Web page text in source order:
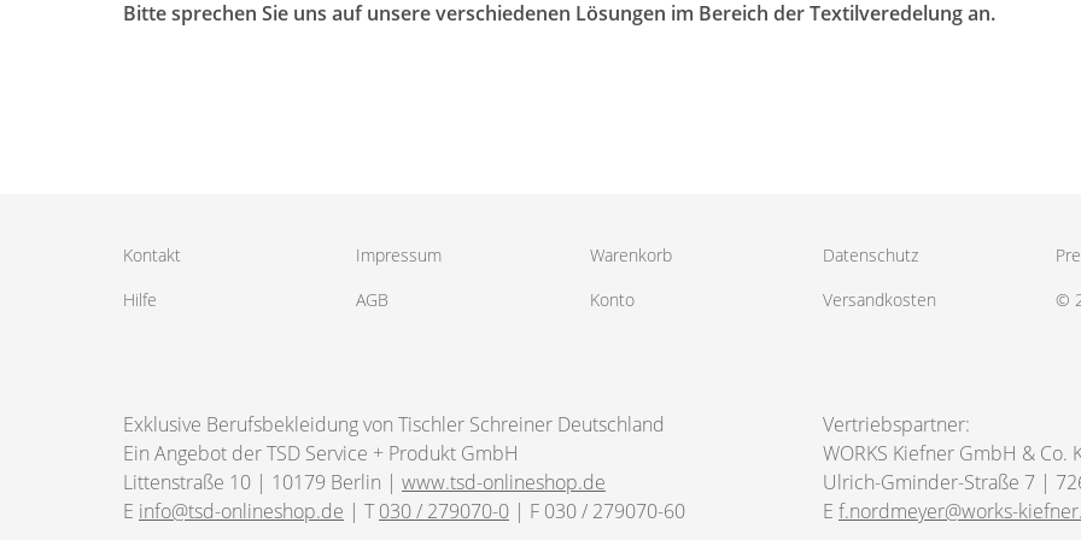
Bitte sprechen Sie uns auf unsere verschiedenen Lösungen im Bereich der Textilveredelung an.
Kontakt
Hilfe
Impressum
AGB
Warenkorb
Konto
Datenschutz
Versandkosten
©
Exklusive Berufsbekleidung von Tischler Schreiner Deutschland
Ein Angebot der TSD Service + Produkt GmbH
Littenstraße 10 | 10179 Berlin | www.tsd-onlineshop.de
E info@tsd-onlineshop.de | T030 / 279070-0 | F 030 / 279070-60
Vertriebspartner:
WORKS Kiefner GmbH & Co.
Ulrich-Gminder-Straße 7 |
E f.nordmeyer@works-